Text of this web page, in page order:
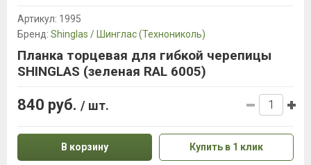
Артикул: 1995
Бренд: Shinglas / Шинглас (Технониколь)
Планка торцевая для гибкой черепицы
SHINGLAS (зеленая RAL 6005)
840 руб. / шт.
В корзину Купить в 1 клик